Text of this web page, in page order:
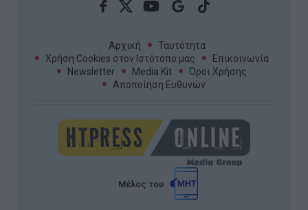
Αρχική
Ταυτότητα
Χρήση Cookies στον Ιστότοπο μας
Επικοινωνία
Newsletter
Media Kit
Όροι Χρήσης
Αποποίηση Ευθυνών
Μέλος του